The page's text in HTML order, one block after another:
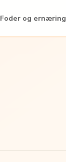
Foder og ernæring